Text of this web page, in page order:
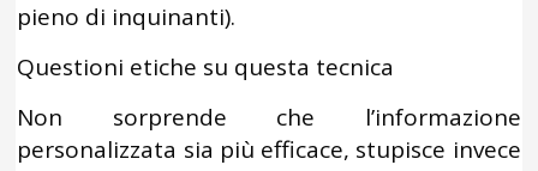
pieno di inquinanti).
Questioni etiche su questa tecnica
Non sorprende che l’informazione
personalizzata sia più efficace, stupisce invece